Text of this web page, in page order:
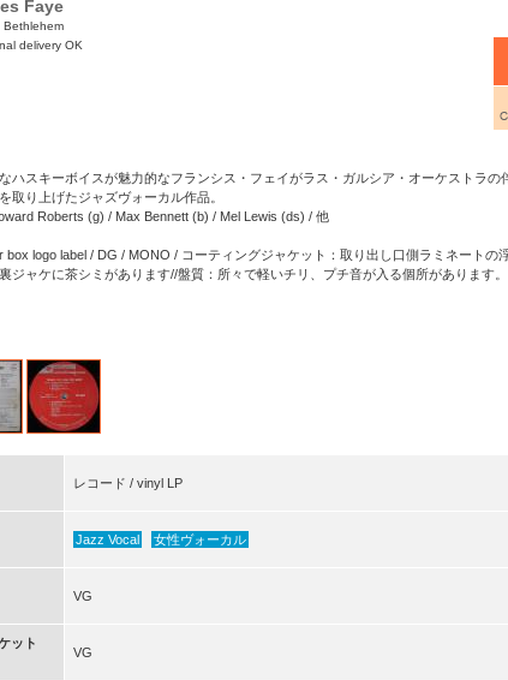
Faye
Bethlehem
delivery OK
ハスキーボイスが魅力的なフランシス・フェイがラス・ガルシア・オーケストラの
取り上げたジャズヴォーカル作品。
Roberts (g) / Max Bennett (b) / Mel Lewis (ds) / 他
box logo label / DG / MONO / コーティングジャケット：取り出し口側ラミネートの
ジャケに茶シミがあります//盤質：所々で軽いチリ、プチ音が入る個所があります
レコード / vinyl LP
Jazz Vocal 女性ヴォーカル
VG
ット
VG